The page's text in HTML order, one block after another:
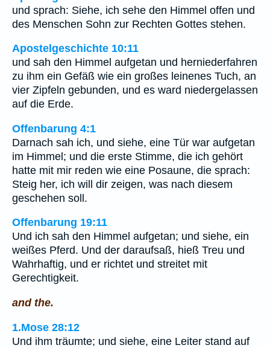
und sprach: Siehe, ich sehe den Himmel offen und
des Menschen Sohn zur Rechten Gottes stehen.
Apostelgeschichte 10:11
und sah den Himmel aufgetan und herniederfahren
zu ihm ein Gefäß wie ein großes leinenes Tuch, an
vier Zipfeln gebunden, und es ward niedergelassen
auf die Erde.
Offenbarung 4:1
Darnach sah ich, und siehe, eine Tür war aufgetan
im Himmel; und die erste Stimme, die ich gehört
hatte mit mir reden wie eine Posaune, die sprach:
Steig her, ich will dir zeigen, was nach diesem
geschehen soll.
Offenbarung 19:11
Und ich sah den Himmel aufgetan; und siehe, ein
weißes Pferd. Und der daraufsaß, hieß Treu und
Wahrhaftig, und er richtet und streitet mit
Gerechtigkeit.
and the.
1.Mose 28:12
Und ihm träumte; und siehe, eine Leiter stand auf